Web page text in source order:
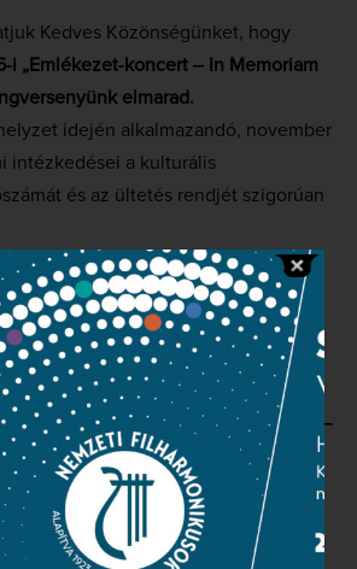
Kedves Közönségünket, hogy
i „Emlékezet-koncert ‒ In Memoriam
elmarad.
idején alkalmazandó, november
intézkedései a kulturális
és az ültetés rendjét szigorúan
számára kiemelten fontos a
védelme és az előírt szabályok
szüksége arra, hogy alkalmazni
A jegyet már megvásárolt
való tekintettel a
Nemzeti
november 6-i „Emlékezet-koncert ‒
Zoltán” c. hangversenye elmarad.
30-ig másik koncertre
Az elmaradt
belépők jegyár-visszafizetésére